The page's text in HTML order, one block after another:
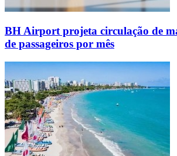
BH Airport projeta circulação de
de passageiros por mês